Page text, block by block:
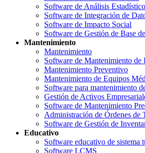
Software de Análisis Estadístico
Software de Integración de
Software de Impacto Social
Software de Gestión de Base
Mantenimiento
Mantenimiento
Software de Mantenimiento de
Mantenimiento Preventivo
Mantenimiento de Equipos
Software para mantenimiento
Gestión de Activos
Software de Mantenimiento
Administración de Órdenes de
Software de Gestión de
Educativo
Software educativo de sistema
Software LCMS